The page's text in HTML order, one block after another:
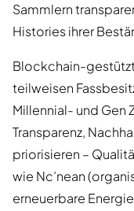
Sammlern
Histories ihrer
Blockchain-
teilweisen
Millennial- und Gen
Transparenz,
priorisieren –
wie Nc’nean
erneuerbare